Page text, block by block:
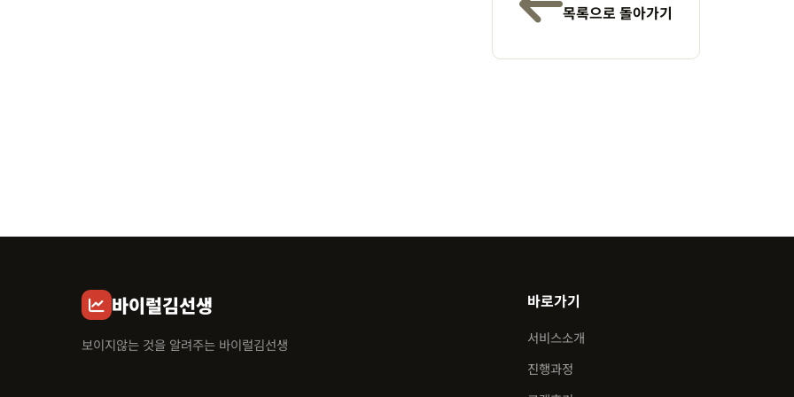
목록으로 돌아가기
바이럴김선생
보이지않는 것을 알려주는 바이럴김선생
바로가기
서비스소개
진행과정